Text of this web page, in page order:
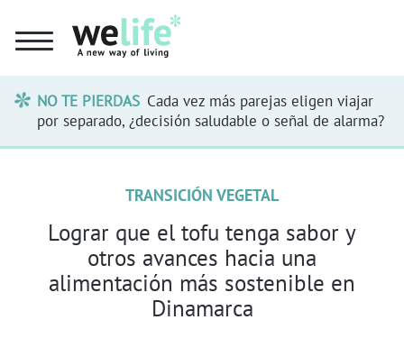
NO TE PIERDAS Cada vez más parejas eligen viajar
por separado, ¿decisión saludable o señal de alarma?
TRANSICIÓN VEGETAL
Lograr que el tofu tenga sabor y
otros avances hacia una
alimentación más sostenible en
Dinamarca